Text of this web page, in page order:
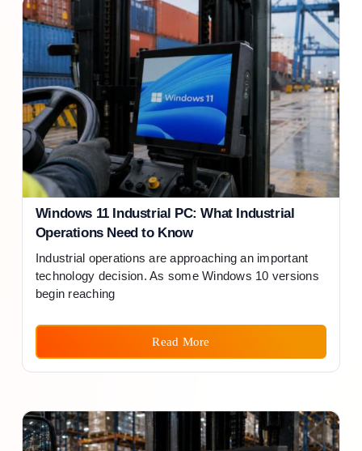
Windows 11 Industrial PC: What Industrial
Operations Need to Know
Industrial operations are approaching an important
technology decision. As some Windows 10 versions
begin reaching
Read More